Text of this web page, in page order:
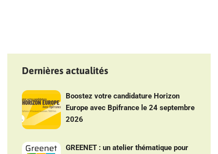
Dernières actualités
Boostez votre candidature Horizon
Europe avec Bpifrance le 24 septembre
2026
GREENET : un atelier thématique pour